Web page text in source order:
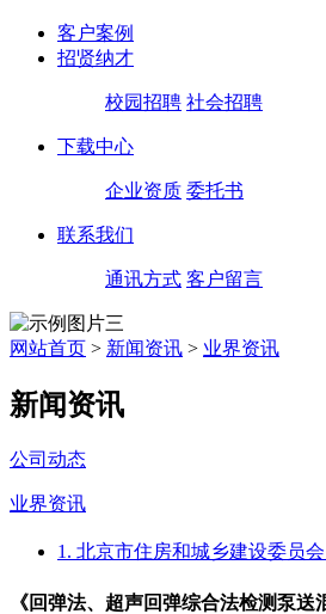
客户案例
招贤纳才
校园招聘 社会招聘
下载中心
企业资质 委托书
联系我们
通讯方式 客户留言
网站首页 > 新闻资讯 > 业界资讯
新闻资讯
公司动态
业界资讯
1. 北京市住房和城乡建设委员
《回弹法、超声回弹综合法检测泵